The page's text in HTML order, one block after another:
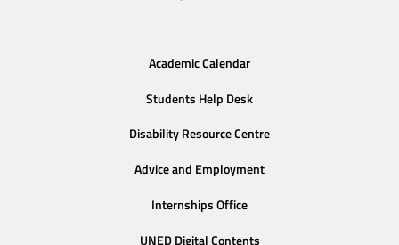
Academic Calendar
Students Help Desk
Disability Resource Centre
Advice and Employment
Internships Office
UNED Digital Contents